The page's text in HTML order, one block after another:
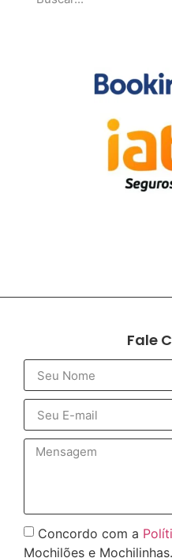
Fale
Concordo com a
Mochilões e Mochilinhas.